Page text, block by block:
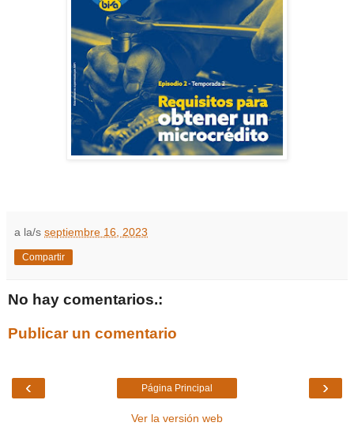
a la/s septiembre 16, 2023
Compartir
No hay comentarios.:
Publicar un comentario
‹ ›
Página Principal
Ver la versión web